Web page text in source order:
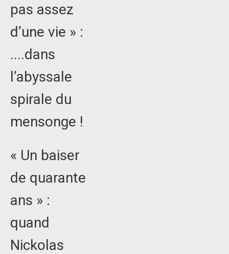
pas assez
d’une vie » :
....dans
l’abyssale
spirale du
mensonge !
« Un baiser
de quarante
ans » :
quand
Nickolas